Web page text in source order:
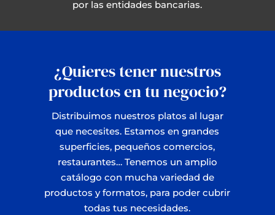
por las entidades bancarias.
¿Quieres tener nuestros
productos en tu negocio?
Distribuimos nuestros platos al lugar
que necesites. Estamos en grandes
superficies, pequeños comercios,
restaurantes… Tenemos un amplio
catálogo con mucha variedad de
productos y formatos, para poder cubrir
todas tus necesidades.